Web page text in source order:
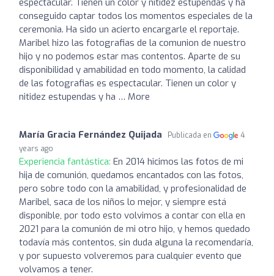
conseguido captar todos los momentos especiales de la
ceremonia. Ha sido un acierto encargarle el reportaje.
Maribel hizo las fotografias de la comunion de nuestro
hijo y no podemos estar mas contentos. Aparte de su
disponibilidad y amabilidad en todo momento, la calidad
de las fotografias es espectacular. Tienen un color y
nitidez estupendas y ha … More
María Gracia Fernández Quijada Publicada en
4
years ago
Experiencia fantástica: En 2014 hicimos las fotos de mi
hija de comunión, quedamos encantados con las fotos,
pero sobre todo con la amabilidad, y profesionalidad de
Maribel, saca de los niños lo mejor, y siempre está
disponible, por todo esto volvimos a contar con ella en
2021 para la comunión de mi otro hijo, y hemos quedado
todavía más contentos, sin duda alguna la recomendaría,
y por supuesto volveremos para cualquier evento que
volvamos a tener.